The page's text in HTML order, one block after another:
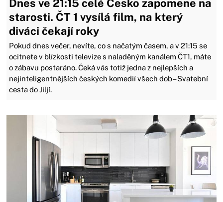
Dnes ve 21:15 celé Česko zapomene na
starosti. ČT 1 vysílá film, na který
diváci čekají roky
Pokud dnes večer, nevíte, co s načatým časem, a v 21:15 se
ocitnete v blízkosti televize s naladěným kanálem ČT1, máte
o zábavu postaráno. Čeká vás totiž jedna z nejlepších a
nejinteligentnějších českých komedií všech dob – Svatební
cesta do Jiljí.